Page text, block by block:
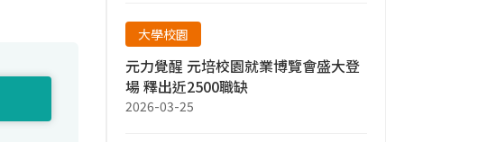
大學校園
元力覺醒 元培校園就業博覽會盛大登
場 釋出近2500職缺
2026-03-25